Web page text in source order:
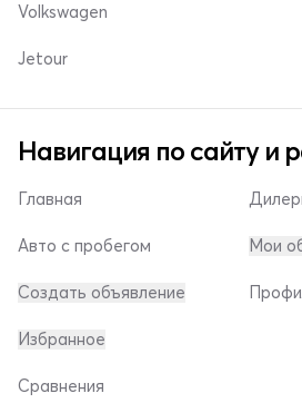
Volkswagen
Jetour
Навигация по сайту и
Главная
Авто с пробегом
Создать объявление
Мои
Избранное
Сравнения